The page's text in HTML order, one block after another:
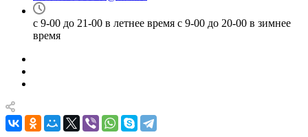
с 9-00 до 21-00 в летнее время с 9-00 до 20-00 в зимнее
время